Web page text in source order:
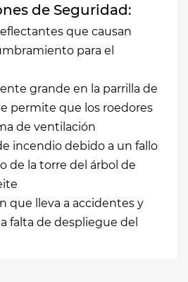
de Seguridad:
que causan
para el
grande en la parrilla de
permite que los roedores
de ventilación
incendio debido a un fallo
de la torre del árbol de
que lleva a accidentes y
falta de despliegue del